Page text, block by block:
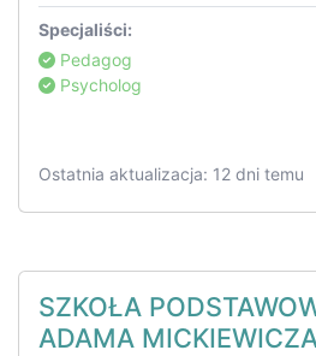
Specjaliści:
Pedagog
Psycholog
Ostatnia aktualizacja: 12 dni temu
SZKOŁA
ADAMA